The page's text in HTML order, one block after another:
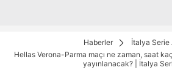
Haberler
İtalya Serie
Hellas Verona-Parma maçı ne zaman, saat
yayınlanacak? | İtalya